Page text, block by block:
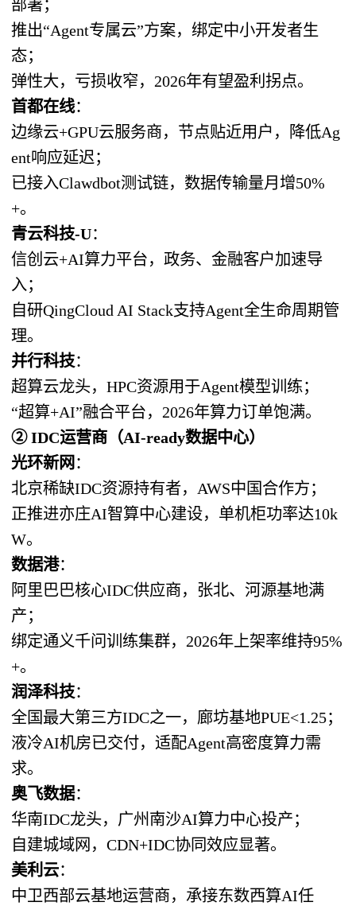
部署；
推出“Agent专属云”方案，绑定中小开发者生
态；
弹性大，亏损收窄，2026年有望盈利拐点。
首都在线：
边缘云+GPU云服务商，节点贴近用户，降低Ag
ent响应延迟；
已接入Clawdbot测试链，数据传输量月增50%
+。
青云科技-U：
信创云+AI算力平台，政务、金融客户加速导
入；
自研QingCloud AI Stack支持Agent全生命周期管
理。
并行科技：
超算云龙头，HPC资源用于Agent模型训练；
“超算+AI”融合平台，2026年算力订单饱满。
② IDC运营商（AI-ready数据中心）
光环新网 ：
北京稀缺IDC资源持有者，AWS中国合作方；
正推进亦庄AI智算中心建设，单机柜功率达10k
W。
数据港：
阿里巴巴核心IDC供应商，张北、河源基地满
产；
绑定通义千问训练集群，2026年上架率维持95%
+。
润泽科技：
全国最大第三方IDC之一，廊坊基地PUE<1.25；
液冷AI机房已交付，适配Agent高密度算力需
求。
奥飞数据：
华南IDC龙头，广州南沙AI算力中心投产；
自建城域网，CDN+IDC协同效应显著。
美利云：
中卫西部云基地运营商，承接东数西算AI任